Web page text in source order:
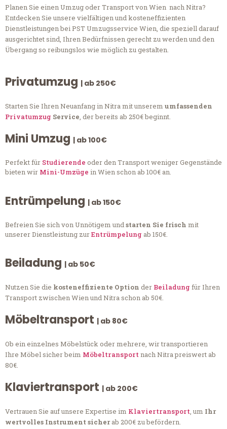
Planen Sie einen Umzug oder Transport von Wien nach Nitra?
Entdecken Sie unsere vielfältigen und kosteneffizienten
Dienstleistungen bei PST Umzugsservice Wien, die speziell darauf
ausgerichtet sind, Ihren Bedürfnissen gerecht zu werden und den
Übergang so reibungslos wie möglich zu gestalten.
Privatumzug | ab 250€
Starten Sie Ihren Neuanfang in Nitra mit unserem umfassenden
Privatumzug Service, der bereits ab 250€ beginnt.
Mini Umzug | ab 100€
Perfekt für Studierende oder den Transport weniger Gegenstände
bieten wir Mini-Umzüge in Wien schon ab 100€ an.
Entrümpelung | ab 150€
Befreien Sie sich von Unnötigem undstarten Sie frisch mit
unserer Dienstleistung zurEntrümpelung ab 150€.
Beiladung | ab 50€
Nutzen Sie die kosteneffiziente Option der Beiladung für Ihren
Transport zwischen Wien und Nitra schon ab 50€.
Möbeltransport | ab 80€
Ob ein einzelnes Möbelstück oder mehrere, wir transportieren
Ihre Möbel sicher beim Möbeltransportnach Nitra preiswert ab
80€.
Klaviertransport | ab 200€
Vertrauen Sie auf unsere Expertise im Klaviertransport, um Ihr
wertvolles Instrument sicherab 200€ zu befördern.